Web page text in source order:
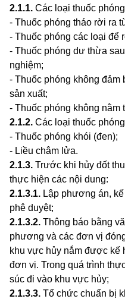
2.1.1. Các loại thuốc
- Thuốc phóng tháo rời ra
- Thuốc phóng các loại để
- Thuốc phóng dư thừa
nghiệm;
- Thuốc phóng không đảm
sản xuất;
- Thuốc phóng không nằm
2.1.2. Các loại thuốc
- Thuốc phóng khói (đen);
- Liều châm lửa.
2.1.3. Trước khi hủy đốt
thực hiện các nội dung:
2.1.3.1. Lập phương án,
phê duyệt;
2.1.3.2. Thông báo bằng
phương và các đơn vị
khu vực hủy nắm được kế
đơn vị. Trong quá trình
súc đi vào khu vực hủy;
2.1.3.3. Tổ chức chuẩn bị